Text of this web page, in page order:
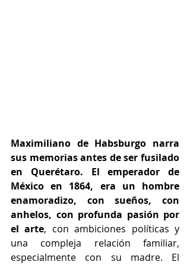
Maximiliano de Habsburgo narra
sus memorias antes de ser fusilado
en Querétaro. El emperador de
México en 1864, era un hombre
enamoradizo, con sueños, con
anhelos, con profunda pasión por
el arte, con ambiciones políticas y
una compleja relación familiar,
especialmente con su madre. El